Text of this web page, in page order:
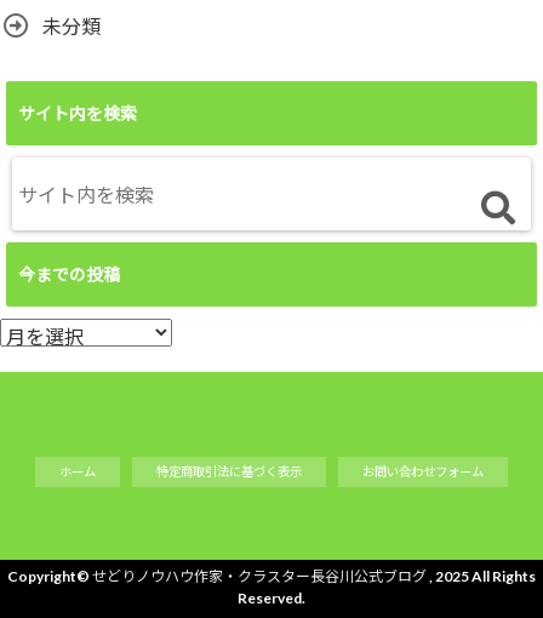
未分類
サイト内を検索
今までの投稿
今
ホーム 特定商取引法に基づく表示 お問い合わせフォーム
Copyright© せどりノウハウ作家・クラスター長谷川公式ブログ, 2025 All Rights
Reserved.